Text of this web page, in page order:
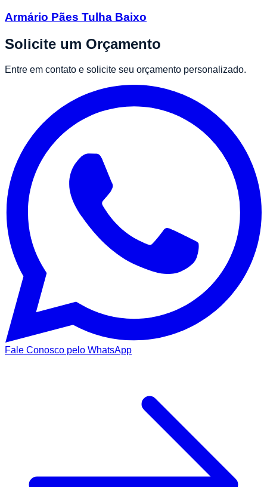
Armário Pães Tulha Baixo
Solicite um Orçamento
Entre em contato e solicite seu orçamento personalizado.
Fale Conosco pelo WhatsApp